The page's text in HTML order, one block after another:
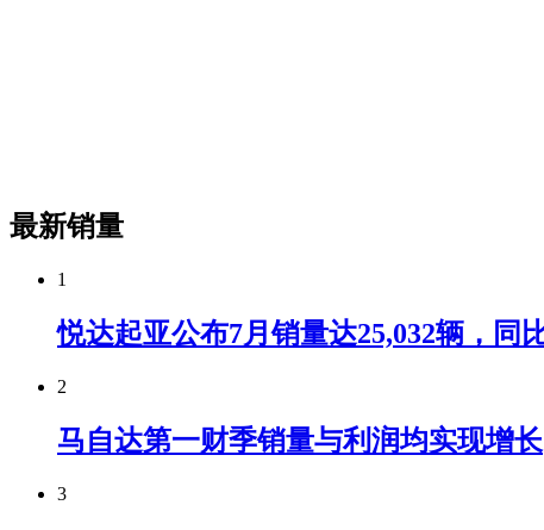
最新销量
1
悦达起亚公布7月销量达25,032辆，同
2
马自达第一财季销量与利润均实现增长
3